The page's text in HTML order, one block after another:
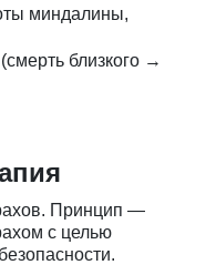
миндалины,
близкого →
Принцип —
с целью